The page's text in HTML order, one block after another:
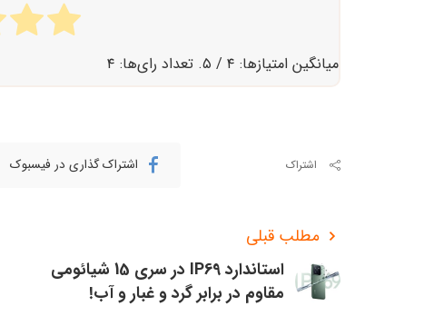
میانگین امتیازها: ۴ / ۵. تعداد رای‌ها: ۴
اشتراک اشتراک گذاری در فیسبوک
مطلب قبلی
استاندارد IP69 در سری 15 شیائومی
مقاوم در برابر گرد و غبار و آب!